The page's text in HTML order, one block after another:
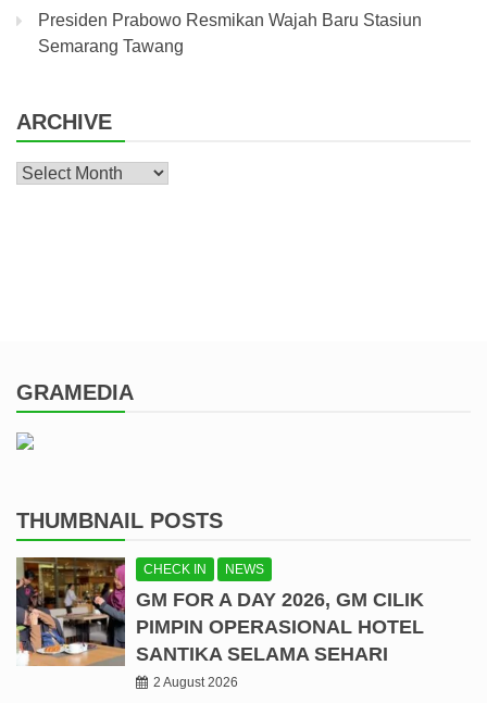
Presiden Prabowo Resmikan Wajah Baru Stasiun
Semarang Tawang
ARCHIVE
Archive
GRAMEDIA
THUMBNAIL POSTS
CHECK IN NEWS
GM FOR A DAY 2026, GM CILIK
PIMPIN OPERASIONAL HOTEL
SANTIKA SELAMA SEHARI
2 August 2026